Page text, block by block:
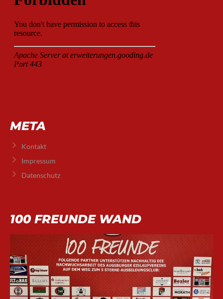
META
Kontakt
Impressum
Datenschutz
100 FREUNDE WAND